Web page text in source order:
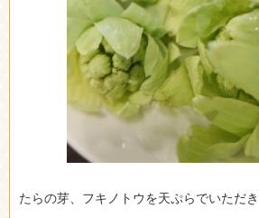
たらの芽、フキノトウを天ぷらでいただき